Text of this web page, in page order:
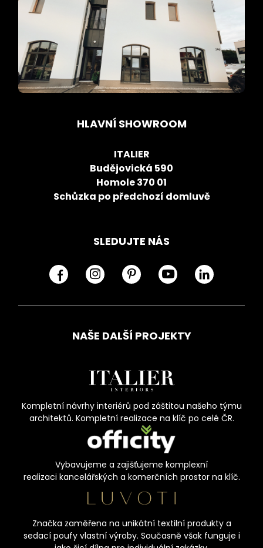
HLAVNÍ SHOWROOM
ITALIER
Budějovická 590
Homole 370 01
Schůzka po předchozí domluvě
SLEDUJTE NÁS
NAŠE DALŠÍ PROJEKTY
Kompletní návrhy interiérů pod záštitou našeho týmu
architektů. Kompletní realizace na klíč po celé ČR.
Vybavujeme a zajišťujeme komplexní
realizaci kancelářských a komerčních prostor na klíč.
Značka zaměřena na unikátní textilní produkty a
sedací poufy vlastní výroby. Současně však funguje i